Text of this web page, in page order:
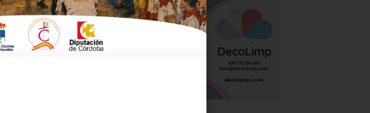
Palmera y ha